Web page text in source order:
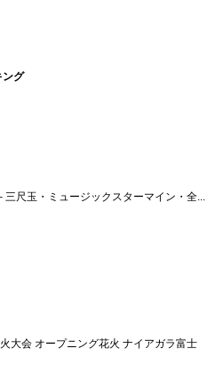
ング
尺玉・ミュージックスターマイン・全...
大会 オープニング花火 ナイアガラ富士